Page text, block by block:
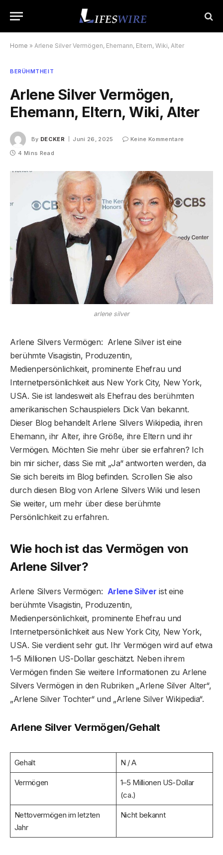
Home » Arlene Silver Vermögen, Ehemann, Eltern, Wiki, Alter
BERÜHMTHEIT
Arlene Silver Vermögen,
Ehemann, Eltern, Wiki, Alter
By DECKER Juni 26, 2025
Keine Kommentare
4 Mins Read
arlene silver
Arlene Silvers Vermögen: Arlene Silver ist eine
berühmte Visagistin, Produzentin,
Medienpersönlichkeit, prominente Ehefrau und
Internetpersönlichkeit aus New York City, New York,
USA. Sie ist landesweit als Ehefrau des berühmten
amerikanischen Schauspielers Dick Van bekannt.
Dieser Blog behandelt Arlene Silvers Wikipedia, ihren
Ehemann, ihr Alter, ihre Größe, ihre Eltern und ihr
Vermögen. Möchten Sie mehr über sie erfahren? Ich
bin mir sicher, dass Sie mit „Ja“ antworten werden, da
Sie sich bereits im Blog befinden. Scrollen Sie also
durch diesen Blog von Arlene Silvers Wiki und lesen
Sie weiter, um mehr über diese berühmte
Persönlichkeit zu erfahren.
Wie hoch ist das Vermögen von
Arlene Silver?
Arlene Silvers Vermögen: Arlene Silver ist eine
berühmte Visagistin, Produzentin,
Medienpersönlichkeit, prominente Ehefrau und
Internetpersönlichkeit aus New York City, New York,
USA. Sie verdient sehr gut. Ihr Vermögen wird auf etwa
1–5 Millionen US-Dollar geschätzt. Neben ihrem
Vermögen finden Sie weitere Informationen zu Arlene
Silvers Vermögen in den Rubriken „Arlene Silver Alter“,
„Arlene Silver Tochter“ und „Arlene Silver Wikipedia“.
Arlene Silver Vermögen/Gehalt
Gehalt N / A
Vermögen
1–5 Millionen US-Dollar
(ca.)
Nettovermögen im letzten
Jahr
Nicht bekannt